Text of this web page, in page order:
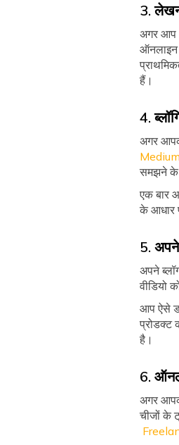
3.
अगर आप
ऑनलाइन
हैं।
4.
अगर
Medium
समझने के
एक बार
के आधार
5.
अपने
वीडियो
आप ऐसे
प्रोडक्ट
है।
6.
अगर
चीजों के